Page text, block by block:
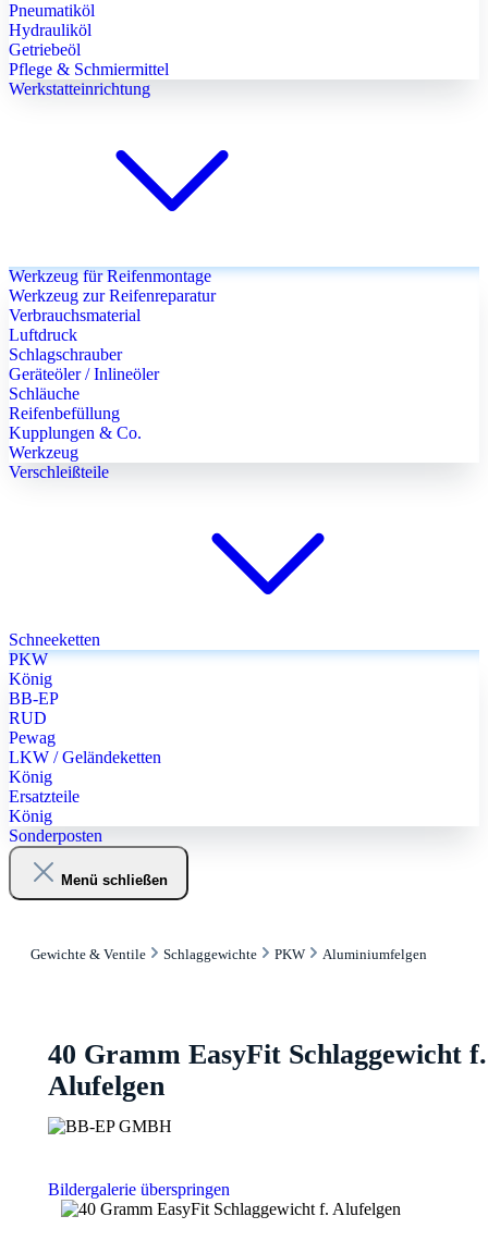
Pneumatiköl
Hydrauliköl
Getriebeöl
Pflege & Schmiermittel
Werkstatteinrichtung
Werkzeug für Reifenmontage
Werkzeug zur Reifenreparatur
Verbrauchsmaterial
Luftdruck
Schlagschrauber
Geräteöler / Inlineöler
Schläuche
Reifenbefüllung
Kupplungen & Co.
Werkzeug
Verschleißteile
Schneeketten
PKW
König
BB-EP
RUD
Pewag
LKW / Geländeketten
König
Ersatzteile
König
Sonderposten
Menü schließen
Gewichte & Ventile Schlaggewichte PKW Aluminiumfelgen
40 Gramm EasyFit Schlaggewicht f.
Alufelgen
Bildergalerie überspringen